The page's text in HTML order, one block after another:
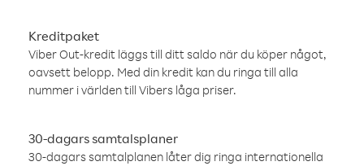
Kreditpaket
Viber Out-kredit läggs till ditt saldo när du köper något,
oavsett belopp. Med din kredit kan du ringa till alla
nummer i världen till Vibers låga priser.
30-dagars samtalsplaner
30-dagars samtalplanen låter dig ringa internationella